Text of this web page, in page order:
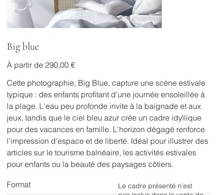
Big blue
À partir de Prix
290,00 €
Cette photographie, Big Blue, capture une scène estivale
typique : des enfants profitant d'une journée ensoleillée à
la plage. L'eau peu profonde invite à la baignade et aux
jeux, tandis que le ciel bleu azur crée un cadre idyllique
pour des vacances en famille. L'horizon dégagé renforce
l'impression d'espace et de liberté. Idéal pour illustrer des
articles sur le tourisme balnéaire, les activités estivales
pour enfants ou la beauté des paysages côtiers.
Format
Le cadre présenté n’est